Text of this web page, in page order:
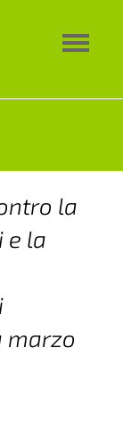
la
e la
marzo